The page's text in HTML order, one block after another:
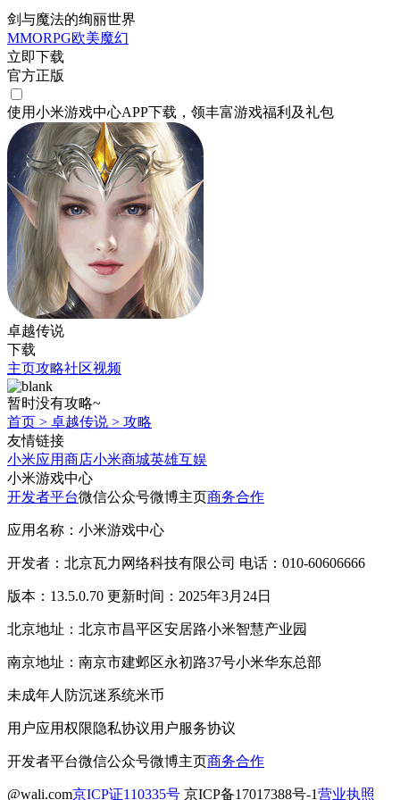
剑与魔法的绚丽世界
MMORPG欧美魔幻
立即下载
官方正版
使用小米游戏中心APP下载 ，领丰富游戏福利 及礼包
卓越传说
下载
主页攻略社区视频
暂时没有攻略~
首页 > 卓越传说 > 攻略
友情链接
小米应用商店小米商城英雄互娱
小米游戏中心
开发者平台微信公众号微博主页商务合作
应用名称：小米游戏中心
开发者：北京瓦力网络科技有限公司 电话：010-60606666
版本：13.5.0.70 更新时间：2025年3月24日
北京地址：北京市昌平区安居路小米智慧产业园
南京地址：南京市建邺区永初路37号小米华东总部
未成年人防沉迷系统米币
用户应用权限隐私协议用户服务协议
开发者平台微信公众号微博主页商务合作
@wali.com京ICP证110335号 京ICP备17017388号-1营业执照